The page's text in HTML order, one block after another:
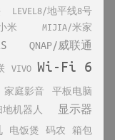
LEVEL8/地平线8号
米
MIJIA/米家
QNAP/威联通
VIVO Wi-Fi 6
家庭影音
平板电脑
地机器人 显示器
电饭煲 码农 箱包